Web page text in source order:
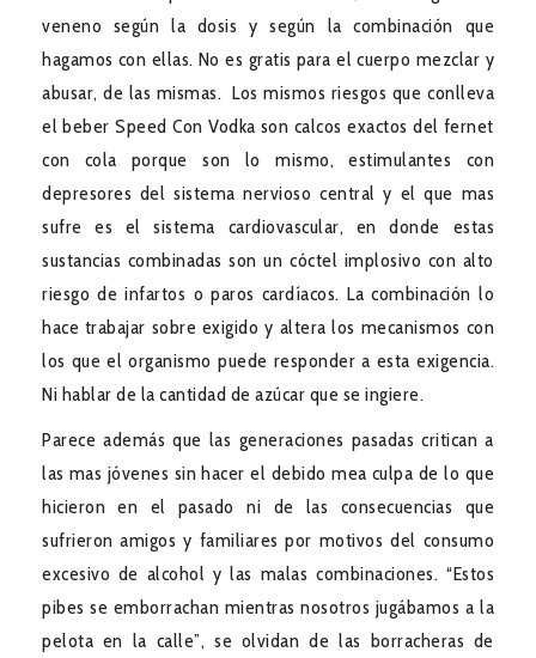
veneno según la dosis y según la combinación que
hagamos con ellas. No es gratis para el cuerpo mezclar y
abusar, de las mismas. Los mismos riesgos que conlleva
el beber Speed Con Vodka son calcos exactos del fernet
con cola porque son lo mismo, estimulantes con
depresores del sistema nervioso central y el que mas
sufre es el sistema cardiovascular, en donde estas
sustancias combinadas son un cóctel implosivo con alto
riesgo de infartos o paros cardíacos. La combinación lo
hace trabajar sobre exigido y altera los mecanismos con
los que el organismo puede responder a esta exigencia.
Ni hablar de la cantidad de azúcar que se ingiere.
Parece además que las generaciones pasadas critican a
las mas jóvenes sin hacer el debido mea culpa de lo que
hicieron en el pasado ni de las consecuencias que
sufrieron amigos y familiares por motivos del consumo
excesivo de alcohol y las malas combinaciones. “Estos
pibes se emborrachan mientras nosotros jugábamos a la
pelota en la calle”, se olvidan de las borracheras de